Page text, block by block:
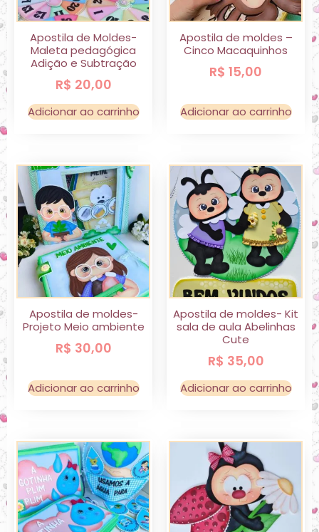
Apostila de Moldes-
Maleta pedagógica
Adição e Subtração
R$ 20,00
Adicionar ao carrinho
Apostila de moldes –
Cinco Macaquinhos
R$ 15,00
Adicionar ao carrinho
Apostila de moldes-
Projeto Meio ambiente
R$ 30,00
Adicionar ao carrinho
Apostila de moldes- Kit
sala de aula Abelinhas
Cute
R$ 35,00
Adicionar ao carrinho